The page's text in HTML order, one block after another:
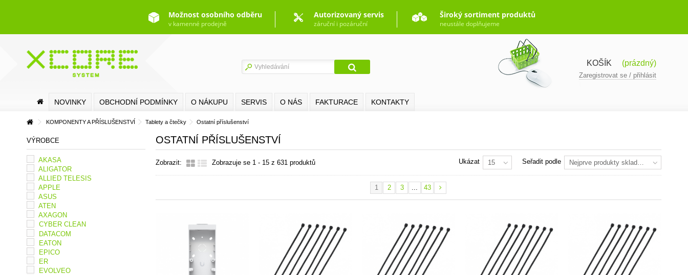
Možnost osobního odběru
v kamenné prodejně
Autorizovaný servis
záruční i pozáruční
Široký sortiment produktů
neustále doplňujeme
KOŠÍK (prázdný)
Zaregistrovat se / přihlásit
NOVINKY OBCHODNÍ PODMÍNKY O NÁKUPU SERVIS O NÁS FAKTURACE KONTAKTY
KOMPONENTY A PŘÍSLUŠENSTVÍ Tablety a čtečky Ostatní příslušenství
OSTATNÍ PŘÍSLUŠENSTVÍ
Zobrazit: Zobrazuje se 1 - 15 z 631 produktů Seřadit podle Nejprve produkty skladem
Ukázat 15
1 2 3 ... 43
VÝROBCE
AKASA
ALIGATOR
ALLIED TELESIS
APPLE
ASUS
ATEN
AXAGON
CYBER CLEAN
DATACOM
EATON
EPICO
ER
EVOLVEO